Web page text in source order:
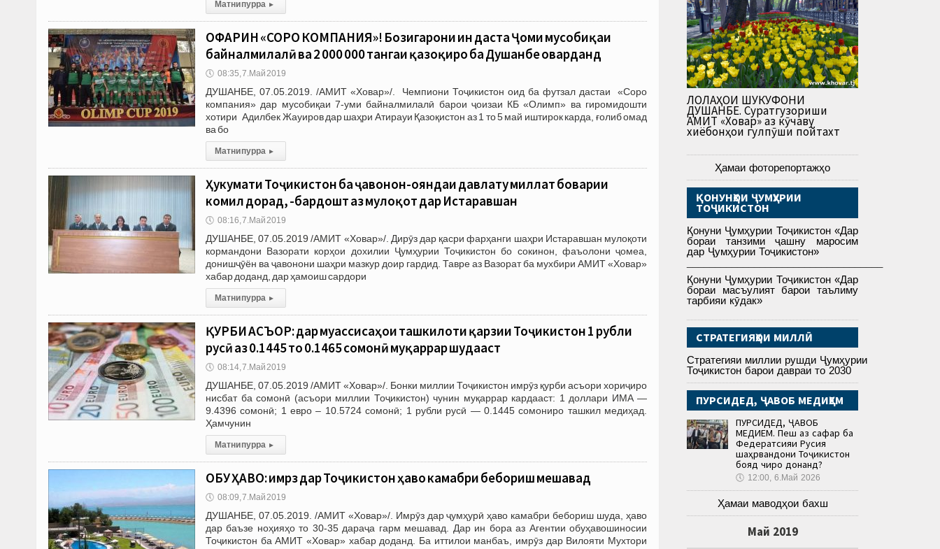
Матни пурра ▸
ОФАРИН «СОРО КОМПАНИЯ»! Бозигарони ин даста Ҷоми мусобиқаи
байналмилалӣ ва 2 000 000 тангаи қазоқиро ба Душанбе оварданд
🕔 08:35, 7.Май 2019
ДУШАНБЕ, 07.05.2019. /АМИТ «Ховар»/. Чемпиони Тоҷикистон оид ба футзал дастаи «Соро
компания» дар мусобиқаи 7-уми байналмилалӣ барои ҷоизаи КБ «Олимп» ва гиромидошти
хотири Адилбек Жауиров дар шаҳри Атирауи Қазоқистон аз 1 то 5 май иштирок карда, ғолиб омад
ва бо
Матни пурра ▸
Ҳукумати Тоҷикистон ба ҷавонон-ояндаи давлату миллат боварии
комил дорад, -бардошт аз мулоқот дар Истаравшан
🕔 08:16, 7.Май 2019
ДУШАНБЕ, 07.05.2019 /АМИТ «Ховар»/. Дирӯз дар қасри фарҳанги шаҳри Истаравшан мулоқоти
кормандони Вазорати корҳои дохилии Ҷумҳурии Тоҷикистон бо сокинон, фаъолони ҷомеа,
донишҷӯён ва ҷавонони шаҳри мазкур доир гардид. Тавре аз Вазорат ба мухбири АМИТ «Ховар»
хабар доданд, дар ҳамоиш сардори
Матни пурра ▸
ҚУРБИ АСЪОР: дар муассиcаҳои ташкилоти қарзии Тоҷикистон 1 рубли
русӣ аз 0.1445 то 0.1465 сомонӣ муқаррар шудааст
🕔 08:14, 7.Май 2019
ДУШАНБЕ, 07.05.2019 /АМИТ «Ховар»/. Бонки миллии Тоҷикистон имрӯз қурби асъори хориҷиро
нисбат ба сомонӣ (асъори миллии Тоҷикистон) чунин муқаррар кардааст: 1 доллари ИМА —
9.4396 сомонӣ; 1 евро – 10.5724 сомонӣ; 1 рубли русӣ — 0.1445 сомониро ташкил медиҳад.
Ҳамчунин
Матни пурра ▸
ОБУ ҲАВО: имрӯз дар Тоҷикистон ҳаво камабри бебориш мешавад
🕔 08:09, 7.Май 2019
ДУШАНБЕ, 07.05.2019. /АМИТ «Ховар»/. Имрӯз дар ҷумҳурӣ ҳаво камабри бебориш шуда, ҳаво
дар баъзе ноҳияҳо то 30-35 дараҷа гарм мешавад. Дар ин бора аз Агентии обуҳавошиносии
Тоҷикистон ба АМИТ «Ховар» хабар доданд. Ба иттилои манбаъ, имрӯз дар Вилояти Мухтори
ЛОЛАҲОИ ШУКУФОНИ
ДУШАНБЕ. Суратгузориши
АМИТ «Ховар» аз кӯчаву
хиёбонҳои гулпӯши пойтахт
Ҳамаи фоторепортажҳо
ҚОНУНҲОИ ҶУМҲУРИИ
ТОҶИКИСТОН
Қонуни Ҷумҳурии Тоҷикистон «Дар
бораи танзими ҷашну маросим
дар Ҷумҳурии Тоҷикистон»
Қонуни Ҷумҳурии Тоҷикистон «Дар
бораи масъулият барои таълиму
тарбияи кӯдак»
СТРАТЕГИЯҲОИ МИЛЛӢ
Стратегияи миллии рушди Ҷумҳурии
Тоҷикистон барои давраи то 2030
ПУРСИДЕД, ҶАВОБ МЕДИҲЕМ
ПУРСИДЕД, ҶАВОБ
МЕДИҲЕМ. Пеш аз сафар ба
Федератсияи Русия
шаҳрвандони Тоҷикистон
бояд чиро донанд?
🕔 12:00, 6.Май 2026
Ҳамаи маводҳои бахш
Май 2019